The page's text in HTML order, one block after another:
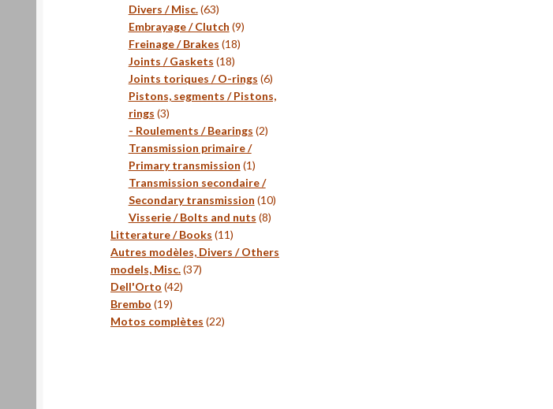
produits
Divers / Misc. 6363
produits
Embrayage / Clutch 99
Freinage / Brakes 1818
Joints / Gaskets 1818
produits
Joints toriques / O-rings 66
produits
Pistons, segments / Pistons,
rings 33
produits
- Roulements / Bearings 22
Transmission primaire /
Primary transmission 11
produit
Transmission secondaire /
Secondary transmission 1010
Visserie / Bolts and nuts 88
Litterature / Books 1111
produits
Autres modèles, Divers / Others
models, Misc. 3737
Dell'Orto 4242
Brembo 1919
produits
Motos complètes 2222